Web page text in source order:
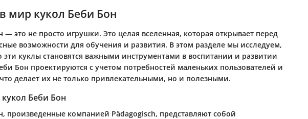
мир кукол Беби Бон
— это не просто игрушки. Это целая вселенная, которая открывает перед
возможности для обучения и развития. В этом разделе мы исследуем,
куклы становятся важными инструментами в воспитании и развитии
Бон проектируются с учетом потребностей маленьких пользователей и
делает их не только привлекательными, но и полезными.
Беби Бон
произведенные компанией Pädagogisch, представляют собой